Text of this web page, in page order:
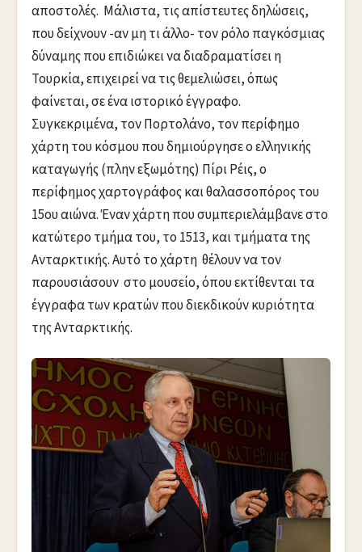
αποστολές. Μάλιστα, τις απίστευτες δηλώσεις,
που δείχνουν -αν μη τι άλλο- τον ρόλο παγκόσμιας
δύναμης που επιδιώκει να διαδραματίσει η
Τουρκία, επιχειρεί να τις θεμελιώσει, όπως
φαίνεται, σε ένα ιστορικό έγγραφο.
Συγκεκριμένα, τον Πορτολάνο, τον περίφημο
χάρτη του κόσμου που δημιούργησε ο ελληνικής
καταγωγής (πλην εξωμότης) Πίρι Ρέις, ο
περίφημος χαρτογράφος και θαλασσοπόρος του
15ου αιώνα. Έναν χάρτη που συμπεριελάμβανε στο
κατώτερο τμήμα του, το 1513, και τμήματα της
Ανταρκτικής. Αυτό το χάρτη θέλουν να τον
παρουσιάσουν στο μουσείο, όπου εκτίθενται τα
έγγραφα των κρατών που διεκδικούν κυριότητα
της Ανταρκτικής.